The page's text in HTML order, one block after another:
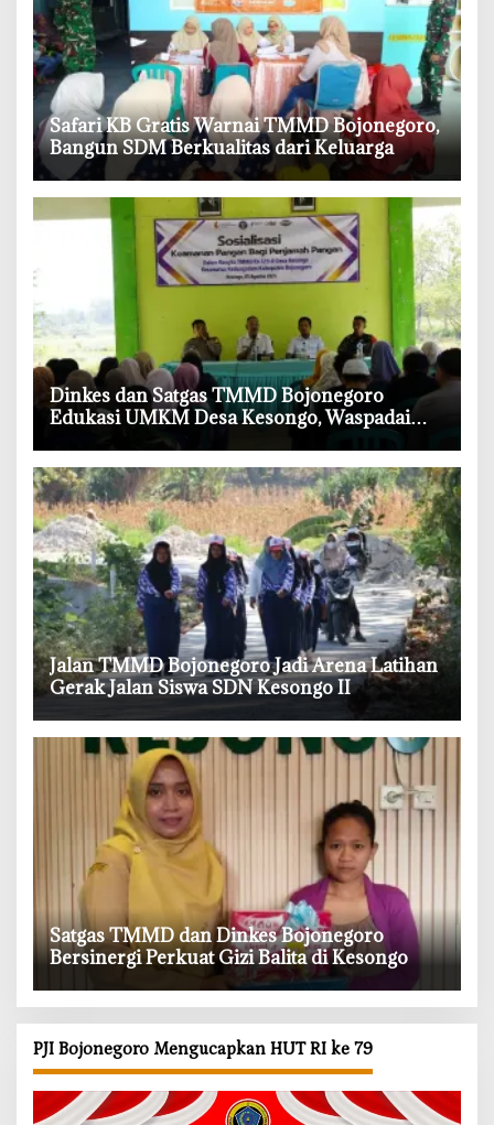
‎Safari KB Gratis Warnai TMMD Bojonegoro,
Bangun SDM Berkualitas dari Keluarga
‎Dinkes dan Satgas TMMD Bojonegoro
Edukasi UMKM Desa Kesongo, Waspadai
Boraks dan Formalin
‎Jalan TMMD Bojonegoro Jadi Arena Latihan
Gerak Jalan Siswa SDN Kesongo II
‎Satgas TMMD dan Dinkes Bojonegoro
Bersinergi Perkuat Gizi Balita di Kesongo
PJI Bojonegoro Mengucapkan HUT RI ke 79